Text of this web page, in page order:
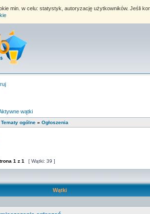
min. w celu: statystyk, autoryzację użytkowników. Jeśli
wątki
Tematy ogólne » Ogłoszenia
1 z 1 [ Wątki: 39 ]
Wątki